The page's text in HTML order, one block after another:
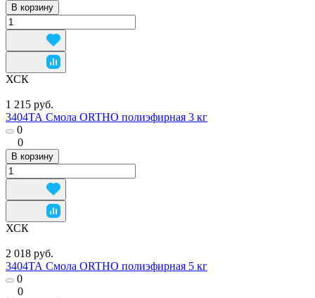
В корзину
ХСК
1 215 руб.
3404ТА Смола ORTHO полиэфирная 3 кг
0
0
В корзину
ХСК
2 018 руб.
3404ТА Смола ORTHO полиэфирная 5 кг
0
0